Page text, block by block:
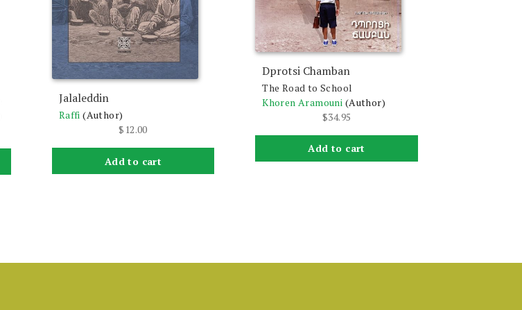
Jalaleddin
Raffi (Author)
$ 12.00
Add to cart
Dprotsi Chamban
The Road to School
Khoren Aramouni (Author)
$34.95
Add to cart